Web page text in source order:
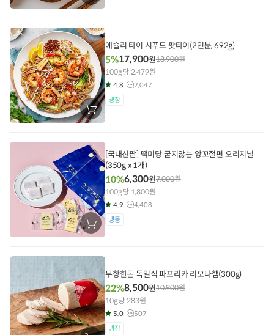
바
에
담
기
장
바
에
담
기
애슐리 타이 시푸드 팟타이(2인분, 692g)
5%17,900원18,900원
100g당 2,479원
4.8
2,047
냉장
장
바
에
[국내산팥] 떡미당 굳지않는 앙꼬절편 오리지널
(350g x 1개)
10%6,300원7,000원
100g당 1,800원
4.9
4,408
냉동
무항한돈 독일식 파프리카 리오나햄(300g)
22%8,500원10,900원
10g당 283원
5.0
507
냉장